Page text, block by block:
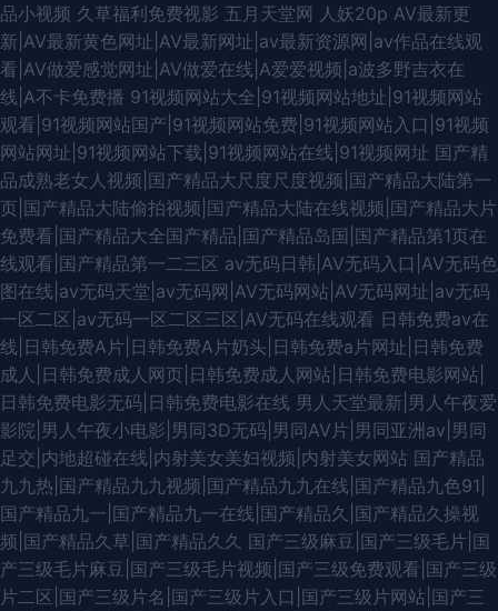
品小视频 久草福利免费视影 五月天堂网 人妖20p AV最新更
新|AV最新黄色网址|AV最新网址|av最新资源网|av作品在线观
看|AV做爱感觉网址|AV做爱在线|A爱爱视频|a波多野吉衣在
线|A不卡免费播 91视频网站大全|91视频网站地址|91视频网站
观看|91视频网站国产|91视频网站免费|91视频网站入口|91视频
网站网址|91视频网站下载|91视频网站在线|91视频网址 国产精
品成熟老女人视频|国产精品大尺度尺度视频|国产精品大陆第一
页|国产精品大陆偷拍视频|国产精品大陆在线视频|国产精品大片
免费看|国产精品大全国产精品|国产精品岛国|国产精品第1页在
线观看|国产精品第一二三区 av无码日韩|AV无码入口|AV无码色
图在线|av无码天堂|av无码网|AV无码网站|AV无码网址|av无码
一区二区|av无码一区二区三区|AV无码在线观看 日韩免费av在
线|日韩免费A片|日韩免费A片奶头|日韩免费a片网址|日韩免费
成人|日韩免费成人网页|日韩免费成人网站|日韩免费电影网站|
日韩免费电影无码|日韩免费电影在线 男人天堂最新|男人午夜爱
影院|男人午夜小电影|男同3D无码|男同AV片|男同亚洲av|男同
足交|内地超碰在线|内射美女美妇视频|内射美女网站 国产精品
九九热|国产精品九九视频|国产精品九九在线|国产精品九色91|
国产精品九一|国产精品九一在线|国产精品久|国产精品久操视
频|国产精品久草|国产精品久久 国产三级麻豆|国产三级毛片|国
产三级毛片麻豆|国产三级毛片视频|国产三级免费观看|国产三级
片二区|国产三级片名|国产三级片入口|国产三级片网站|国产三